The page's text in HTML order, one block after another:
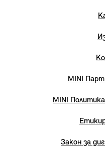
MINI
MINI
Закон за